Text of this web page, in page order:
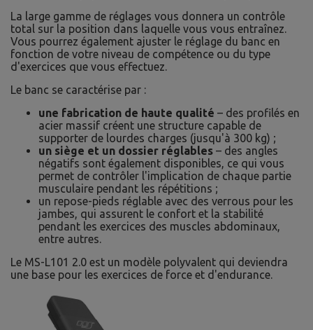
La large gamme de réglages vous donnera un contrôle
total sur la position dans laquelle vous vous entraînez.
Vous pourrez également ajuster le réglage du banc en
fonction de votre niveau de compétence ou du type
d'exercices que vous effectuez.
Le banc se caractérise par :
une fabrication de haute qualité – des profilés en
acier massif créent une structure capable de
supporter de lourdes charges (jusqu'à 300 kg) ;
un siège et un dossier réglables – des angles
négatifs sont également disponibles, ce qui vous
permet de contrôler l'implication de chaque partie
musculaire pendant les répétitions ;
un repose-pieds réglable avec des verrous pour les
jambes, qui assurent le confort et la stabilité
pendant les exercices des muscles abdominaux,
entre autres.
Le MS-L101 2.0 est un modèle polyvalent qui deviendra
une base pour les exercices de force et d'endurance.